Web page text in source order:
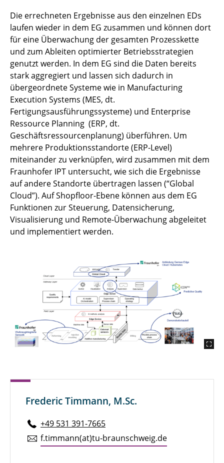
Die errechneten Ergebnisse aus den einzelnen EDs
laufen wieder in dem EG zusammen und können dort
für eine Überwachung der gesamten Prozesskette
und zum Ableiten optimierter Betriebsstrategien
genutzt werden. In dem EG sind die Daten bereits
stark aggregiert und lassen sich dadurch in
übergeordnete Systeme wie in Manufacturing
Execution Systems (MES, dt.
Fertigungsausführungssysteme) und Enterprise
Ressource Planning (ERP, dt.
Geschäftsressourcenplanung) überführen. Um
mehrere Produktionsstandorte (ERP-Level)
miteinander zu verknüpfen, wird zusammen mit dem
Fraunhofer IPT untersucht, wie sich die Ergebnisse
auf andere Standorte übertragen lassen (“Global
Cloud”). Auf Shopfloor-Ebene können aus dem EG
Funktionen zur Steuerung, Datensicherung,
Visualisierung und Remote-Überwachung abgeleitet
und implementiert werden.
Frederic Timmann, M.Sc.
+49 531 391-7665
f.​timmann(at)tu-braun­schweig.de